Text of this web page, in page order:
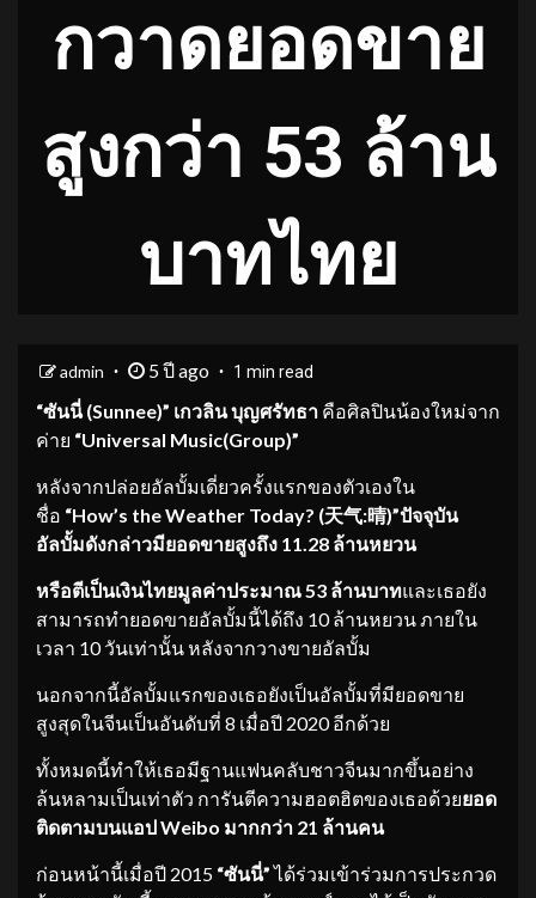
กวาดยอดขาย
สูงกว่า 53 ล้าน
บาทไทย
admin 5 ปี ago 1 min read
“ซันนี่ (Sunnee)” เกวลิน บุญศรัทธา คือศิลปินน้องใหม่จาก
ค่าย “Universal Music(Group)”
หลังจากปล่อยอัลบั้มเดี่ยวครั้งแรกของตัวเองใน
ชื่อ “How’s the Weather Today? (天气:晴)”ปัจจุบัน
อัลบั้มดังกล่าวมียอดขายสูงถึง 11.28 ล้านหยวน
หรือตีเป็นเงินไทยมูลค่าประมาณ 53 ล้านบาทและเธอยัง
สามารถทำยอดขายอัลบั้มนี้ได้ถึง 10 ล้านหยวน ภายใน
เวลา 10 วันเท่านั้น หลังจากวางขายอัลบั้ม
นอกจากนี้อัลบั้มแรกของเธอยังเป็นอัลบั้มที่มียอดขาย
สูงสุดในจีนเป็นอันดับที่ 8 เมื่อปี 2020 อีกด้วย
ทั้งหมดนี้ทำให้เธอมีฐานแฟนคลับชาวจีนมากขึ้นอย่าง
ล้นหลามเป็นเท่าตัว การันตีความฮอตฮิตของเธอด้วยยอด
ติดตามบนแอปWeibo มากกว่า 21 ล้านคน
ก่อนหน้านี้เมื่อปี 2015 “ซันนี่”ได้ร่วมเข้าร่วมการประกวด